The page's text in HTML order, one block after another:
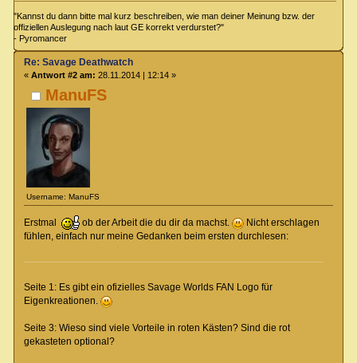
"Kannst du dann bitte mal kurz beschreiben, wie man deiner Meinung bzw. der
offiziellen Auslegung nach laut GE korrekt verdurstet?"
- Pyromancer
ManuFS
Username: ManuFS
Re: Savage Deathwatch
« Antwort #2 am: 28.11.2014 | 12:14 »
Erstmal ob der Arbeit die du dir da machst.
Nicht erschlagen
fühlen, einfach nur meine Gedanken beim ersten durchlesen:
Seite 1: Es gibt ein ofizielles Savage Worlds FAN Logo für
Eigenkreationen.
Seite 3: Wieso sind viele Vorteile in roten Kästen? Sind die rot
gekasteten optional?